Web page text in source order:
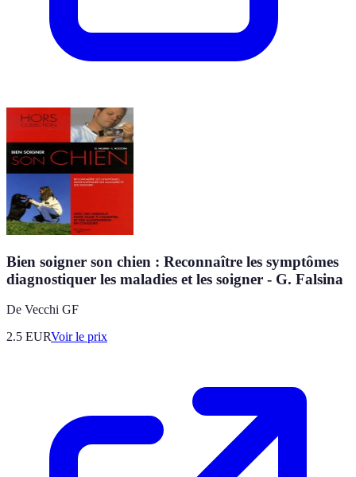
Bien soigner son chien : Reconnaître les symptômes
diagnostiquer les maladies et les soigner - G. Falsina
De Vecchi GF
2.5 EURVoir le prix